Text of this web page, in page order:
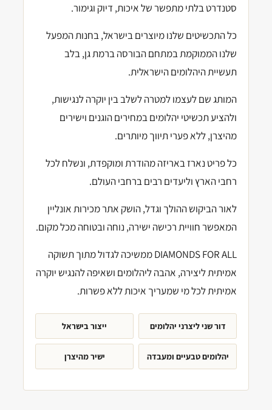
סטנדרט בלתי מתפשר של איכות, דיוק וגימור.
כל התכשיטים שלנו מיוצרים בישראל, בחנות המפעל
שלנו הממוקמת במתחם הבורסה ברמת גן, בלב
תעשיית היהלומים הישראלית.
המותג שם לעצמו למטרה לשלב בין יוקרה לנגישות,
ולהציע תכשיטי יהלומים במחירים הוגנים וישירים
מהיצרן, ללא פערי תיווך מיותרים.
כל פריט נארז באריזה מהודרת ומוקפדת, ונשלח לכל
רחבי הארץ וליעדים רבים ברחבי העולם.
לאור הביקוש ההולך וגדל, הושק אתר מכירות אונליין
המאפשר חוויית רכישה ישירה, נוחה ובטוחה מכל מקום.
DIAMONDS FOR ALL ממשיכה לגדול מתוך תשוקה
אמיתית ליצירה, אהבה ליהלומים ושאיפה להנגיש יוקרה
אמיתית לכל מי שמעריך איכות ללא פשרות.
דור שני ליצרני יהלומים ייצור בישראל
יהלומים טבעיים ומעבדה ישיר מהיצרן